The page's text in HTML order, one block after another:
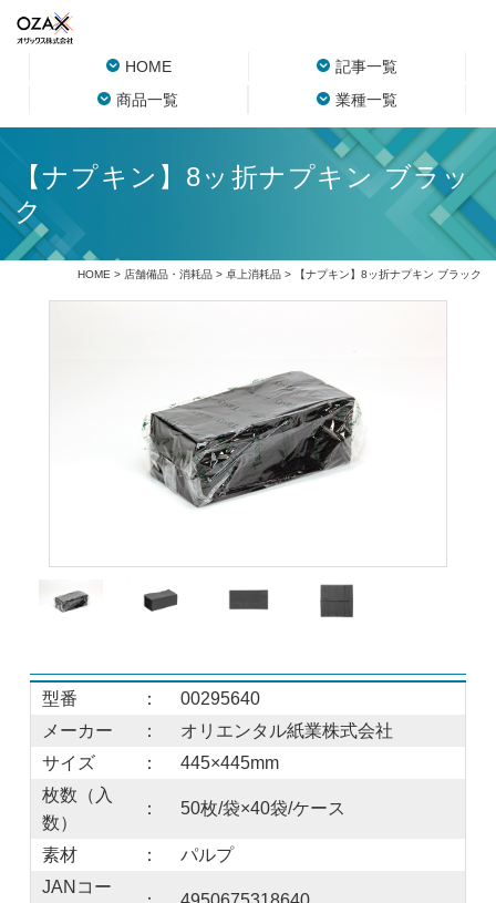
HOME
記事一覧
商品一覧
業種一覧
【ナプキン】8ッ折ナプキン ブラッ
ク
HOME > 店舗備品・消耗品> 卓上消耗品> 【ナプキン】8ッ折ナプキン ブラック
型番 ：
00295640
メーカー
：
オリエンタル紙業株式会社
サイズ
：
445×445mm
枚数（入
数）
： 50枚/袋×40袋/ケース
素材 ：
パルプ
JANコー